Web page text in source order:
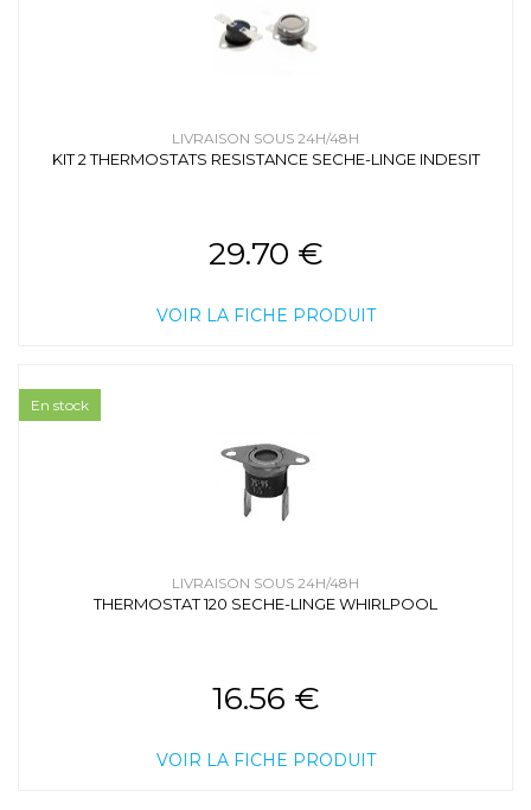
LIVRAISON SOUS 24H/48H
KIT 2 THERMOSTATS RESISTANCE SECHE-LINGE INDESIT
29.70 €
VOIR LA FICHE PRODUIT
LIVRAISON SOUS 24H/48H
THERMOSTAT 120 SECHE-LINGE WHIRLPOOL
16.56 €
VOIR LA FICHE PRODUIT
En stock